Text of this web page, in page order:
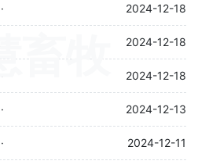
畜牧
2024-12-18
2024-12-18
2024-12-18
2024-12-13
2024-12-11